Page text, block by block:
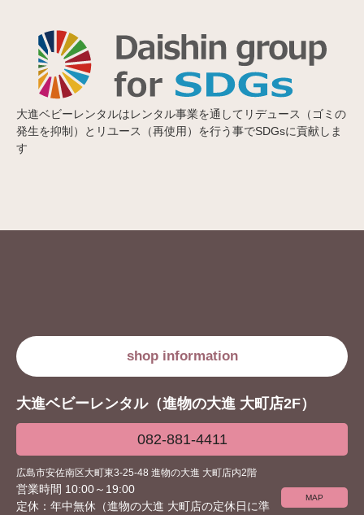
大進ベビーレンタルはレンタル事業を通してリデュース（ゴミの
発生を抑制）とリユース（再使用）を行う事でSDGsに貢献しま
す
shop information
大進ベビーレンタル（進物の大進 大町店2F）
082-881-4411
広島市安佐南区大町東3-25-48 進物の大進 大町店内2階
営業時間 10:00～19:00
定休：年中無休（進物の大進 大町店の定休日に準
MAP